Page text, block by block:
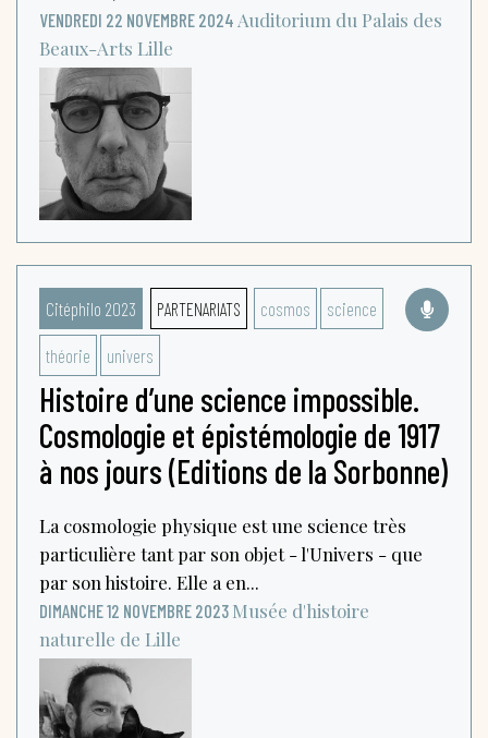
VENDREDI 22 NOVEMBRE 2024 Auditorium du Palais des
Beaux-Arts Lille
Citéphilo 2023 PARTENARIATS cosmos science
théorie univers
Histoire d’une science impossible.
Cosmologie et épistémologie de 1917
à nos jours (Editions de la Sorbonne)
La cosmologie physique est une science très
particulière tant par son objet - l'Univers - que
par son histoire. Elle a en...
DIMANCHE 12 NOVEMBRE 2023 Musée d'histoire
naturelle de Lille